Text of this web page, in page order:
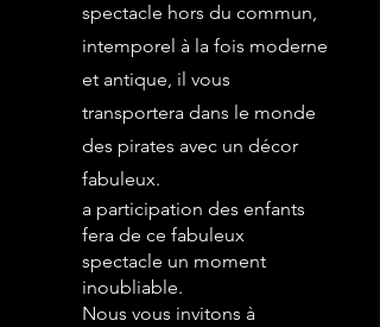
spectacle hors du commun,
intemporel à la fois moderne
et antique, il vous
transportera dans le monde
des pirates avec un décor
fabuleux.
a participation des enfants
fera de ce fabuleux
spectacle un moment
inoubliable.
Nous vous invitons à